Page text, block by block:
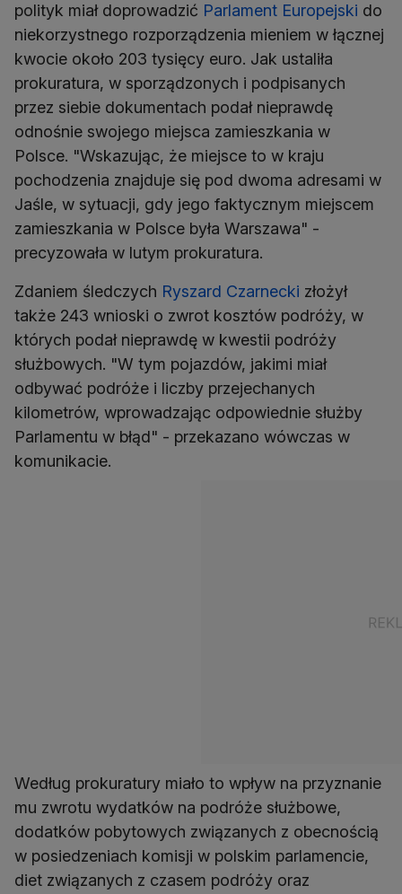
polityk miał doprowadzić Parlament Europejski do
niekorzystnego rozporządzenia mieniem w łącznej
kwocie około 203 tysięcy euro. Jak ustaliła
prokuratura, w sporządzonych i podpisanych
przez siebie dokumentach podał nieprawdę
odnośnie swojego miejsca zamieszkania w
Polsce. "Wskazując, że miejsce to w kraju
pochodzenia znajduje się pod dwoma adresami w
Jaśle, w sytuacji, gdy jego faktycznym miejscem
zamieszkania w Polsce była Warszawa" -
precyzowała w lutym prokuratura.
Zdaniem śledczych Ryszard Czarnecki złożył
także 243 wnioski o zwrot kosztów podróży, w
których podał nieprawdę w kwestii podróży
służbowych. "W tym pojazdów, jakimi miał
odbywać podróże i liczby przejechanych
kilometrów, wprowadzając odpowiednie służby
Parlamentu w błąd" - przekazano wówczas w
komunikacie.
Według prokuratury miało to wpływ na przyznanie
mu zwrotu wydatków na podróże służbowe,
dodatków pobytowych związanych z obecnością
w posiedzeniach komisji w polskim parlamencie,
diet związanych z czasem podróży oraz